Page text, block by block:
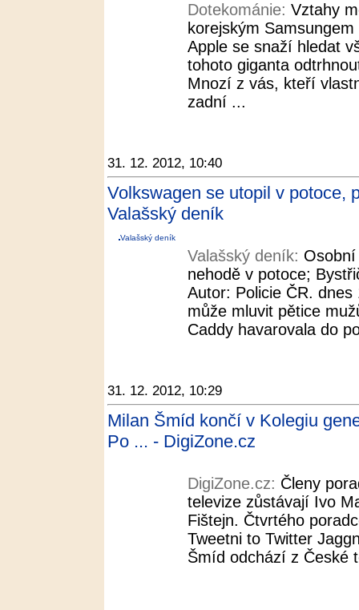
Dotekománie: Vztahy
korejským
Apple se snaží hledat
tohoto giganta
Mnozí z vás, kteří
zadní ...
31. 12. 2012, 10:40
Volkswagen se utopil v potoce,
Valašský deník
Valašský deník
Valašský deník: Osobní
nehodě v potoce;
Autor: Policie ČR.
může mluvit pětice
Caddy havarovala do
31. 12. 2012, 10:29
Milan Šmíd končí v Kolegiu
Po ... - DigiZone.cz
DigiZone.cz: Členy
televize zůstávají Ivo
Fištejn. Čtvrtého
Tweetni to Twitter
Šmíd odchází z České